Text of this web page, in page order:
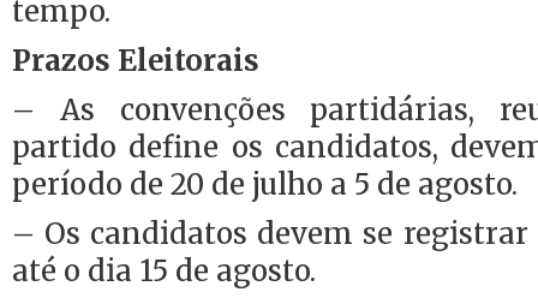
tempo.
Prazos Eleitorais
– As convenções partidárias,
partido define os candidatos,
período de 20 de julho a 5 de agosto.
– Os candidatos devem se
até o dia 15 de agosto.